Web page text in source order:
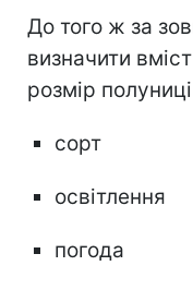
До того ж за
визначити
розмір
сорт
освітлення
погода